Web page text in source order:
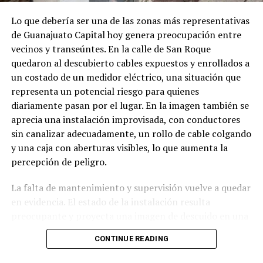
Lo que debería ser una de las zonas más representativas
de Guanajuato Capital hoy genera preocupación entre
vecinos y transeúntes. En la calle de San Roque
quedaron al descubierto cables expuestos y enrollados a
un costado de un medidor eléctrico, una situación que
representa un potencial riesgo para quienes
diariamente pasan por el lugar. En la imagen también se
aprecia una instalación improvisada, con conductores
sin canalizar adecuadamente, un rollo de cable colgando
y una caja con aberturas visibles, lo que aumenta la
percepción de peligro.
La falta de mantenimiento y supervisión vuelve a quedar
en evidencia. El estado de la instalación resulta
zona con constante tránsito peatonal. Ciudadanos
cuestionan cómo es posible que este tipo de situaciones
CONTINUE READING